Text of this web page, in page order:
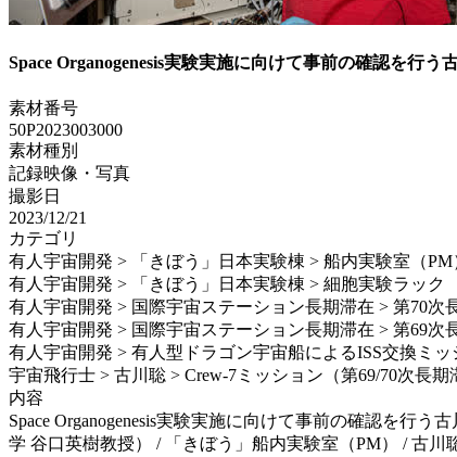
Space Organogenesis実験実施に向けて事前の確認を行う
素材番号
50P2023003000
素材種別
記録映像・写真
撮影日
2023/12/21
カテゴリ
有人宇宙開発 > 「きぼう」日本実験棟 > 船内実験室（PM
有人宇宙開発 > 「きぼう」日本実験棟 > 細胞実験ラック
有人宇宙開発 > 国際宇宙ステーション長期滞在 > 第70次
有人宇宙開発 > 国際宇宙ステーション長期滞在 > 第69次
有人宇宙開発 > 有人型ドラゴン宇宙船によるISS交換ミッ
宇宙飛行士 > 古川聡 > Crew-7ミッション（第69/70次長期
内容
Space Organogenesis実験実施に向けて事前の確認を行
学 谷口英樹教授） / 「きぼう」船内実験室（PM） / 古川